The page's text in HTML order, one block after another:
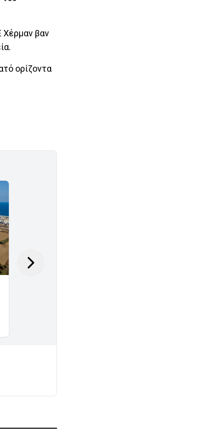
Χέρμαν βαν
ορίζοντα